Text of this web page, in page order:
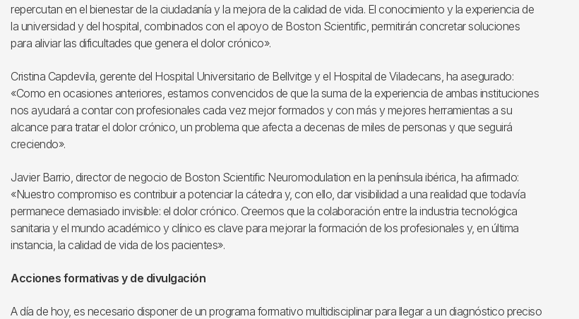
repercutan en el bienestar de la ciudadanía y la mejora de la calidad de vida. El conocimiento y la experiencia de
la universidad y del hospital, combinados con el apoyo de Boston Scientific, permitirán concretar soluciones
para aliviar las dificultades que genera el dolor crónico».
Cristina Capdevila, gerente del Hospital Universitario de Bellvitge y el Hospital de Viladecans, ha asegurado:
«Como en ocasiones anteriores, estamos convencidos de que la suma de la experiencia de ambas instituciones
nos ayudará a contar con profesionales cada vez mejor formados y con más y mejores herramientas a su
alcance para tratar el dolor crónico, un problema que afecta a decenas de miles de personas y que seguirá
creciendo».
Javier Barrio, director de negocio de Boston Scientific Neuromodulation en la península ibérica, ha afirmado:
«Nuestro compromiso es contribuir a potenciar la cátedra y, con ello, dar visibilidad a una realidad que todavía
permanece demasiado invisible: el dolor crónico. Creemos que la colaboración entre la industria tecnológica
sanitaria y el mundo académico y clínico es clave para mejorar la formación de los profesionales y, en última
instancia, la calidad de vida de los pacientes».
Acciones formativas y de divulgación
A día de hoy, es necesario disponer de un programa formativo multidisciplinar para llegar a un diagnóstico preciso